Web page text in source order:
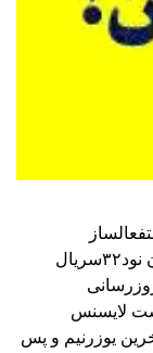
فعالساز
آپدیت
و پسورد
آپدیت